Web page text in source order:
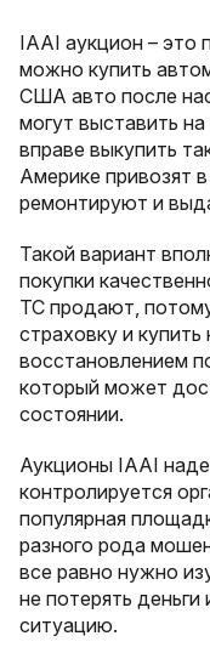
IAAI аукцион –
можно купить
США авто после
могут выставить
вправе выкупить
Америке привозят
ремонтируют и
Такой вариант
покупки
ТС продают,
страховку и
восстановлением
который может
состоянии.
Аукционы IAAI
контролируется
популярная
разного рода
все равно нужно
не потерять
ситуацию.